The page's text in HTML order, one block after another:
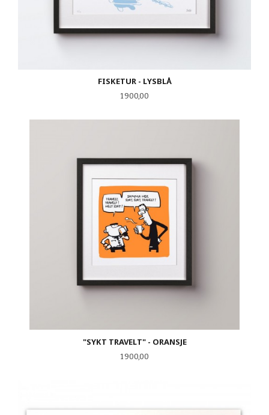
FISKETUR - LYSBLÅ
Pris
1 900,00
"SYKT TRAVELT" - ORANSJE
Pris
1 900,00